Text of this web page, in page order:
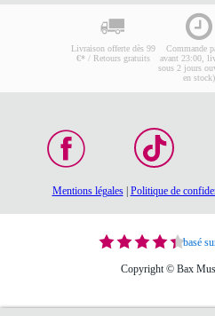
Livraison offerte dès 99
€* / Retours gratuits
Commande
avant 23:00,
sous 2 jours
en stock)
Mentions légales| Politique de
basé
Copyright © Bax